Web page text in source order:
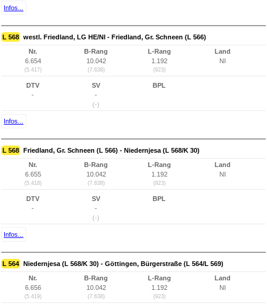
Infos...
L 568 westl. Friedland, LG HE/NI - Friedland, Gr. Schneen (L 566)
Nr.
6.654
(5.417)
B-Rang
10.042
(7.638)
L-Rang
1.192
(923)
Land
NI
DTV
-
SV
-
(-)
BPL
Infos...
L 568 Friedland, Gr. Schneen (L 566) - Niedernjesa (L 568/K 30)
Nr.
6.655
(5.418)
B-Rang
10.042
(7.638)
L-Rang
1.192
(923)
Land
NI
DTV
-
SV
-
(-)
BPL
Infos...
L 564 Niedernjesa (L 568/K 30) - Göttingen, Bürgerstraße (L 564/L 569)
Nr.
6.656
(5.419)
B-Rang
10.042
(7.638)
L-Rang
1.192
(923)
Land
NI